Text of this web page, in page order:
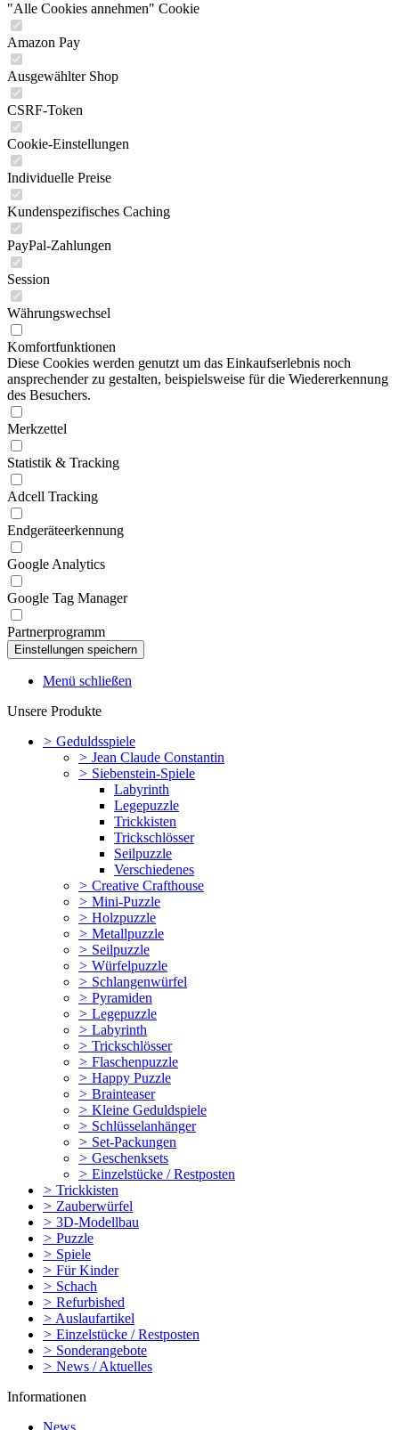
"Alle Cookies annehmen" Cookie
Amazon Pay
Ausgewählter Shop
CSRF-Token
Cookie-Einstellungen
Individuelle Preise
Kundenspezifisches Caching
PayPal-Zahlungen
Session
Währungswechsel
Komfortfunktionen
Diese Cookies werden genutzt um das Einkaufserlebnis noch
ansprechender zu gestalten, beispielsweise für die Wiedererkennung
des Besuchers.
Merkzettel
Statistik & Tracking
Adcell Tracking
Endgeräteerkennung
Google Analytics
Google Tag Manager
Partnerprogramm
Menü schließen
Unsere Produkte
> Geduldsspiele
> Jean Claude Constantin
> Siebenstein-Spiele
Labyrinth
Legepuzzle
Trickkisten
Trickschlösser
Seilpuzzle
Verschiedenes
> Creative Crafthouse
> Mini-Puzzle
> Holzpuzzle
> Metallpuzzle
> Seilpuzzle
> Würfelpuzzle
> Schlangenwürfel
> Pyramiden
> Legepuzzle
> Labyrinth
> Trickschlösser
> Flaschenpuzzle
> Happy Puzzle
> Brainteaser
> Kleine Geduldspiele
> Schlüsselanhänger
> Set-Packungen
> Geschenksets
> Einzelstücke / Restposten
> Trickkisten
> Zauberwürfel
> 3D-Modellbau
> Puzzle
> Spiele
> Für Kinder
> Schach
> Refurbished
> Auslaufartikel
> Einzelstücke / Restposten
> Sonderangebote
> News / Aktuelles
Informationen
News